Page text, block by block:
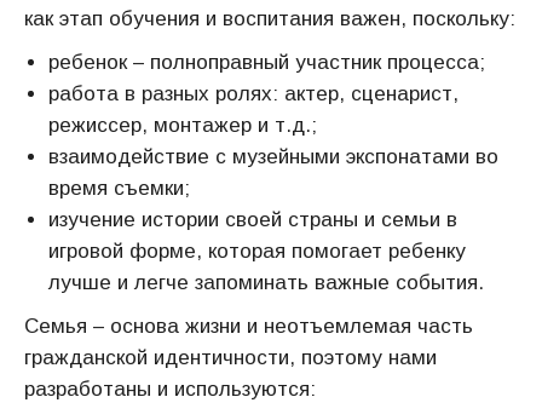
как этап обучения и воспитания важен, поскольку:
ребенок – полноправный участник процесса;
работа в разных ролях: актер, сценарист,
режиссер, монтажер и т.д.;
взаимодействие с музейными экспонатами во
время съемки;
изучение истории своей страны и семьи в
игровой форме, которая помогает ребенку
лучше и легче запоминать важные события.
Семья – основа жизни и неотъемлемая часть
гражданской идентичности, поэтому нами
разработаны и используются: